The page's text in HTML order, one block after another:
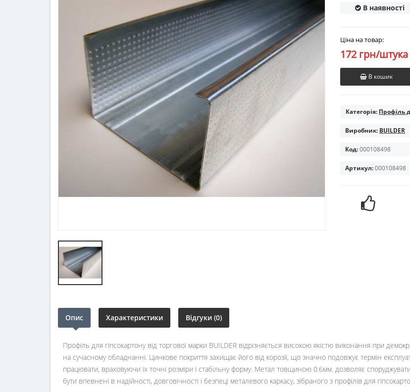
В наявності
Ціна на товар:
172 грн/штука
В кошик
Категорія: Профіль
Виробник: BUILDER
Код:000108498
Артикул:000108498
Опис Характеристики Відгуки (0)
Профіль для гіпсокартону від торгової марки BUILDER відрізняється високою якістю виконання при
на сучасному обладнанні. Цинкове покриття захищає його від корозії, що значно подовжує термін
працювати, враховуючи їх точні розміри і стабільну форму. Метал товщиною 0.6мм. дозволяє споруджувати
бути впевнені в надійності, довговічності і безпеці металевого каркасу, зібраного з профілів для